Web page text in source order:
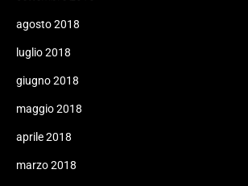
agosto 2018
luglio 2018
giugno 2018
maggio 2018
aprile 2018
marzo 2018